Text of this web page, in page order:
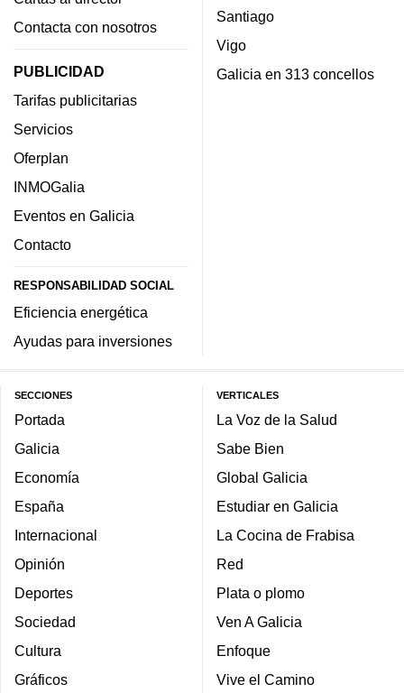
Contacta con nosotros
PUBLICIDAD
Tarifas publicitarias
Servicios
Oferplan
INMOGalia
Eventos en Galicia
Contacto
RESPONSABILIDAD SOCIAL
Eficiencia energética
Ayudas para inversiones
Santiago
Vigo
Galicia en 313 concellos
SECCIONES
Portada
Galicia
Economía
España
Internacional
Opinión
Deportes
Sociedad
Cultura
Gráficos
VERTICALES
La Voz de la Salud
Sabe Bien
Global Galicia
Estudiar en Galicia
La Cocina de Frabisa
Red
Plata o plomo
Ven A Galicia
Enfoque
Vive el Camino